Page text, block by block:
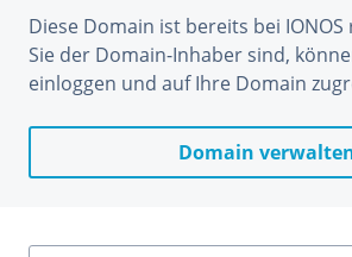
Diese Domain ist bereits bei
Sie der Domain-Inhaber sind,
einloggen und auf Ihre Domain
Domain